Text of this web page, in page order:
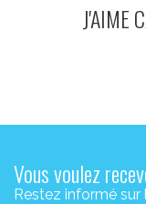
J'AIME
Vous voulez
Restez informé sur